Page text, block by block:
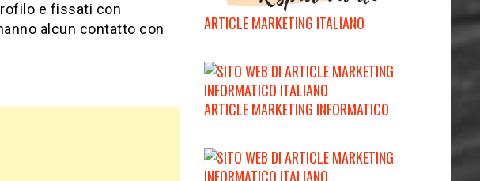
e fissati con
alcun contatto con
ARTICLE MARKETING ITALIANO
ARTICLE MARKETING INFORMATICO